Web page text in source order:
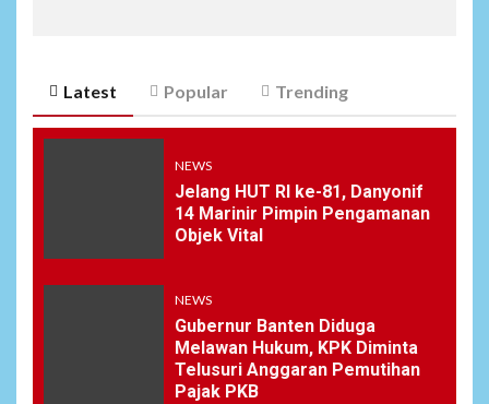
Latest Popular Trending
NEWS
Jelang HUT RI ke-81, Danyonif
14 Marinir Pimpin Pengamanan
Objek Vital
NEWS
Gubernur Banten Diduga
Melawan Hukum, KPK Diminta
Telusuri Anggaran Pemutihan
Pajak PKB